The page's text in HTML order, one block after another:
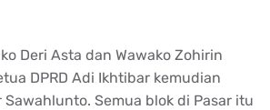
Deri Asta dan Wawako Zohirin
DPRD Adi Ikhtibar kemudian
Semua blok di Pasar itu